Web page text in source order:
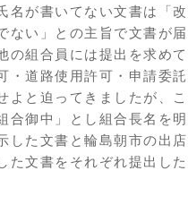
名が書いてない文書は「
ない」との主旨で文書が
の組合員には提出を求め
・道路使用許可・申請委
よと迫ってきましたが、
合御中」とし組合長名を
した文書と輪島朝市の出
た文書をそれぞれ提出し